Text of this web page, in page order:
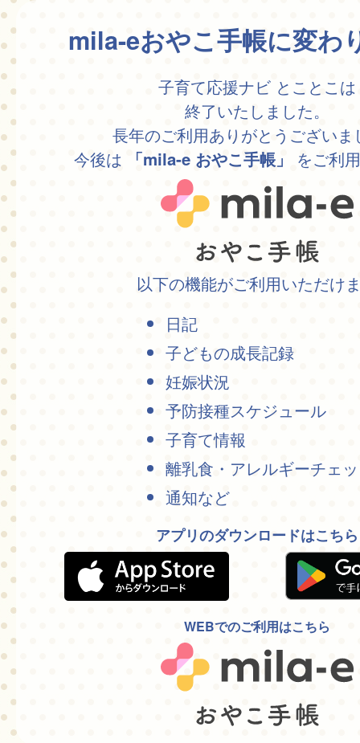
mila-eおやこ手帳に変わ
子育て応援ナビ とことこは
終了いたしました。
長年のご利用ありがとうございま
今後は
「mila-e おやこ手帳」 をご利
以下の機能がご利用いただけ
日記
子どもの成長記録
妊娠状況
予防接種スケジュール
子育て情報
離乳食・アレルギーチェ
通知など
アプリのダウンロードはこちら
WEBでのご利用はこちら